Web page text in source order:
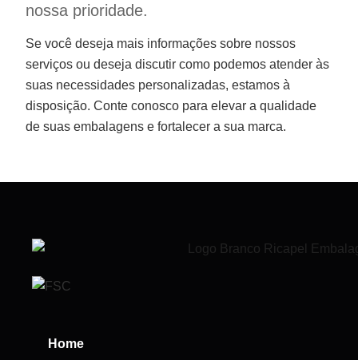
nossa prioridade.
Se você deseja mais informações sobre nossos
serviços ou deseja discutir como podemos atender às
suas necessidades personalizadas, estamos à
disposição. Conte conosco para elevar a qualidade
de suas embalagens e fortalecer a sua marca.
Home